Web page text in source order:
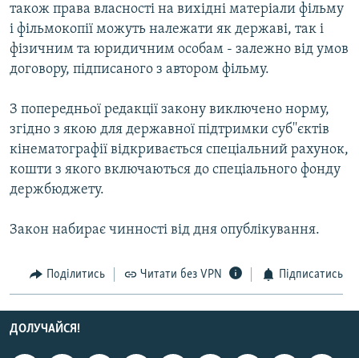
Усі сайти RFE/RL
також права власностi на вихiднi матерiали фiльму
i фiльмокопiї можуть належати як державi, так i
фiзичним та юридичним особам - залежно вiд умов
договору, пiдписаного з автором фiльму.
З попередньої редакцiї закону виключено норму,
згiдно з якою для державної пiдтримки суб''єктiв
кiнематографiї вiдкривається спецiальний рахунок,
кошти з якого включаються до спецiального фонду
держбюджету.
Закон набирає чинностi вiд дня опублiкування.
Поділитись Читати без VPN Підписатись
ДОЛУЧАЙСЯ!